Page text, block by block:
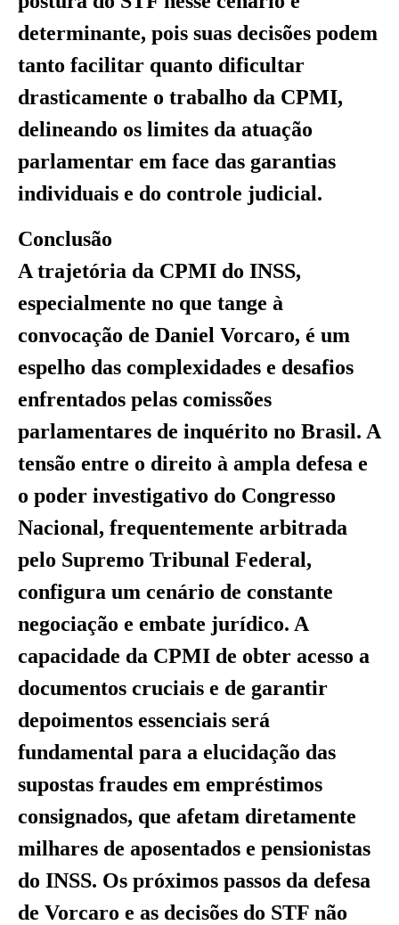
determinante, pois suas decisões podem
tanto facilitar quanto dificultar
drasticamente o trabalho da CPMI,
delineando os limites da atuação
parlamentar em face das garantias
individuais e do controle judicial.
Conclusão
A trajetória da CPMI do INSS,
especialmente no que tange à
convocação de Daniel Vorcaro, é um
espelho das complexidades e desafios
enfrentados pelas comissões
parlamentares de inquérito no Brasil. A
tensão entre o direito à ampla defesa e
o poder investigativo do Congresso
Nacional, frequentemente arbitrada
pelo Supremo Tribunal Federal,
configura um cenário de constante
negociação e embate jurídico. A
capacidade da CPMI de obter acesso a
documentos cruciais e de garantir
depoimentos essenciais será
fundamental para a elucidação das
supostas fraudes em empréstimos
consignados, que afetam diretamente
milhares de aposentados e pensionistas
do INSS. Os próximos passos da defesa
de Vorcaro e as decisões do STF não